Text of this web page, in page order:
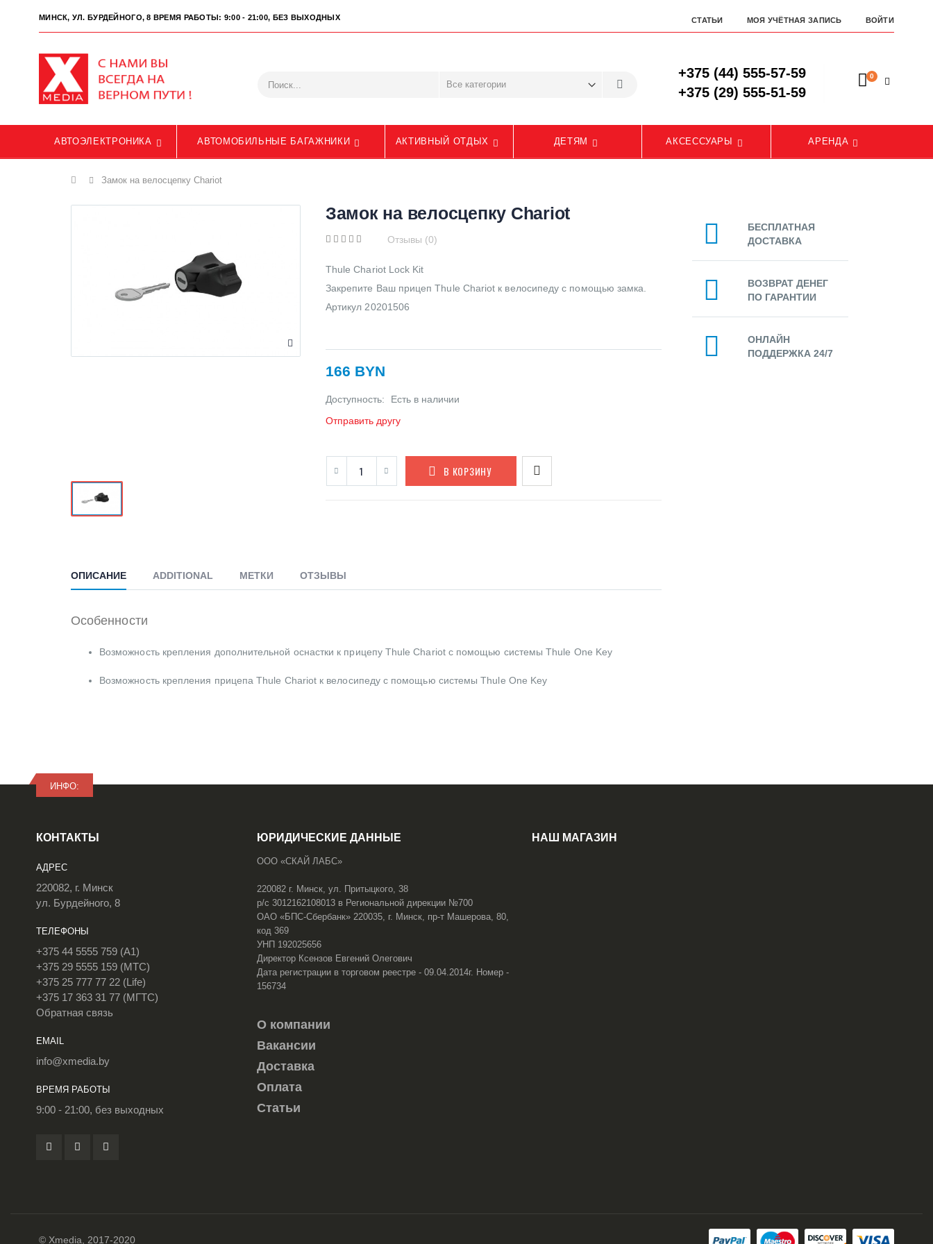
МИНСК, УЛ. БУРДЕЙНОГО, 8 ВРЕМЯ РАБОТЫ: 9:00 - 21:00, БЕЗ ВЫХОДНЫХ СТАТЬИ МОЯ УЧЁТНАЯ ЗАПИСЬ ВОЙТИ
+375 (44) 555-57-59
+375 (29) 555-51-59
0
АВТОЭЛЕКТРОНИКА АВТОМОБИЛЬНЫЕ БАГАЖНИКИ АКТИВНЫЙ ОТДЫХ ДЕТЯМ АКСЕССУАРЫ АРЕНДА
Главная
Замок на велосцепку Chariot
Замок на велосцепку Chariot
Отзывы (0)
Thule Chariot Lock Kit
Закрепите Ваш прицеп Thule Chariot к велосипеду с помощью замка.
Артикул 20201506
166 BYN
Доступность:
Есть в наличии
Отправить другу
В КОРЗИНУ
ОПИСАНИЕ ADDITIONAL МЕТКИ ОТЗЫВЫ
Особенности
Возможность крепления дополнительной оснастки к прицепу Thule Chariot с помощью системы Thule One Key
Возможность крепления прицепа Thule Chariot к велосипеду с помощью системы Thule One Key
БЕСПЛАТНАЯ
ДОСТАВКА
ВОЗВРАТ ДЕНЕГ
ПО ГАРАНТИИ
ОНЛАЙН
ПОДДЕРЖКА 24/7
ИНФО:
КОНТАКТЫ
АДРЕС
220082, г. Минск
ул. Бурдейного, 8
ТЕЛЕФОНЫ
+375 44 5555 759 (A1)
+375 29 5555 159 (МТС)
+375 25 777 77 22 (Life)
+375 17 363 31 77 (МГТС)
Обратная связь
EMAIL
info@xmedia.by
ВРЕМЯ РАБОТЫ
9:00 - 21:00, без выходных
ЮРИДИЧЕСКИЕ ДАННЫЕ
ООО «СКАЙ ЛАБС»
220082 г. Минск, ул. Притыцкого, 38
р/с 3012162108013 в Региональной дирекции №700
ОАО «БПС-Сбербанк» 220035, г. Минск, пр-т Машерова, 80,
код 369
УНП 192025656
Директор Ксензов Евгений Олегович
Дата регистрации в торговом реестре - 09.04.2014г. Номер -
156734
О компании
Вакансии
Доставка
Оплата
Статьи
НАШ МАГАЗИН
© Xmedia, 2017-2020